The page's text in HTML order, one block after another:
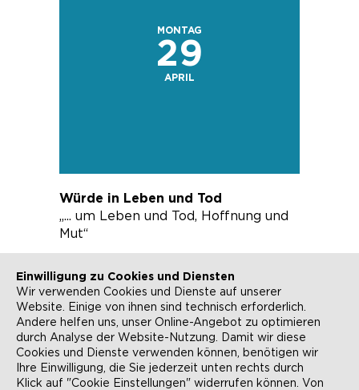
MONTAG
29
APRIL
Würde in Leben und Tod
„... um Leben und Tod, Hoffnung und
Mut“
NEWSLETTER KONTAKT
ANFAHRT BARRIEREFREIHEIT
Einwilligung zu Cookies und Diensten
Wir verwenden Cookies und Dienste auf unserer
Website. Einige von ihnen sind technisch erforderlich.
Andere helfen uns, unser Online-Angebot zu optimieren
durch Analyse der Website-Nutzung. Damit wir diese
Cookies und Dienste verwenden können, benötigen wir
Ihre Einwilligung, die Sie jederzeit unten rechts durch
Klick auf "Cookie Einstellungen" widerrufen können. Von